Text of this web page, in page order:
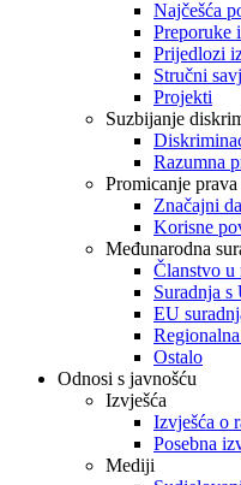
Najčešća
Preporuke
Prijedlozi
Stručni
Projekti
Suzbijanje
Razumna
Promicanje
Značajni
Korisne
Međunarodna
Članstvo u
Suradnja
EU
Ostalo
Odnosi s javnošću
Izvješća
Izvješća o
Posebna
Mediji